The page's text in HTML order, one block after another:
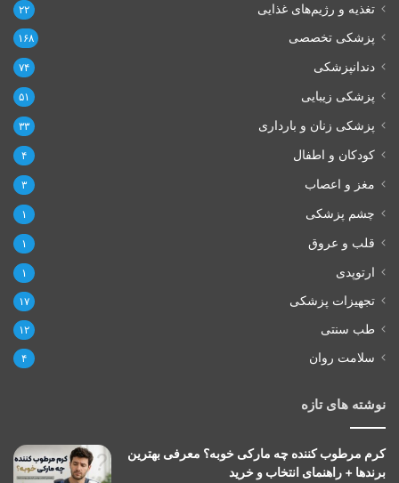
تغذیه و رژیم‌های غذایی ۲۲
پزشکی تخصصی ۱۶۸
دندانپزشکی ۷۴
پزشکی زیبایی ۵۱
پزشکی زنان و بارداری ۳۳
کودکان و اطفال ۴
مغز و اعصاب ۳
چشم پزشکی ۱
قلب و عروق ۱
ارتوپدی ۱
تجهیزات پزشکی ۱۷
طب سنتی ۱۲
سلامت روان ۴
نوشته های تازه
کرم مرطوب کننده چه مارکی خوبه؟ معرفی بهترین
برندها + راهنمای انتخاب و خرید